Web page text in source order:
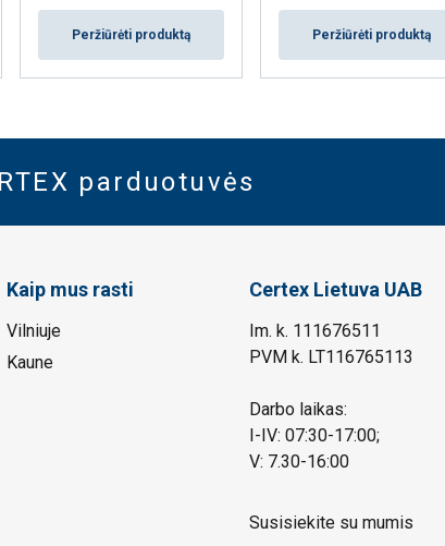
Peržiūrėti produktą Peržiūrėti produktą
parduotuvės
Kaip mus rasti
Vilniuje
Kaune
Certex Lietuva UAB
Im. k. 111676511
PVM k. LT116765113
Darbo laikas:
I-IV: 07:30-17:00;
V: 7.30-16:00
Susisiekite su mumis